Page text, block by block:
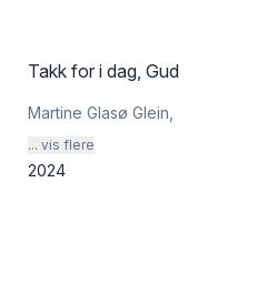
Takk for i dag, Gud
Martine Glasø Glein
... vis flere
2024